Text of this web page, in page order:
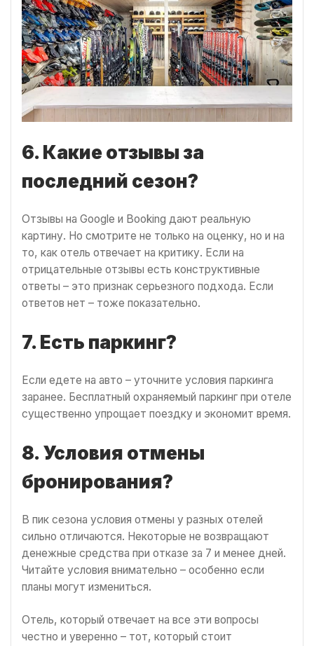
6. Какие отзывы за
последний сезон?
Отзывы на Google и Booking дают реальную
картину. Но смотрите не только на оценку, но и на
то, как отель отвечает на критику. Если на
отрицательные отзывы есть конструктивные
ответы – это признак серьезного подхода. Если
ответов нет – тоже показательно.
7. Есть паркинг?
Если едете на авто – уточните условия паркинга
заранее. Бесплатный охраняемый паркинг при отеле
существенно упрощает поездку и экономит время.
8. Условия отмены
бронирования?
В пик сезона условия отмены у разных отелей
сильно отличаются. Некоторые не возвращают
денежные средства при отказе за 7 и менее дней.
Читайте условия внимательно – особенно если
планы могут измениться.
Отель, который отвечает на все эти вопросы
честно и уверенно – тот, который стоит